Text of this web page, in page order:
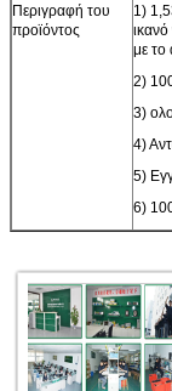
Περιγραφή του
προϊόντος
1)
ικανό
με το
2)
3)
4)
5)
6)